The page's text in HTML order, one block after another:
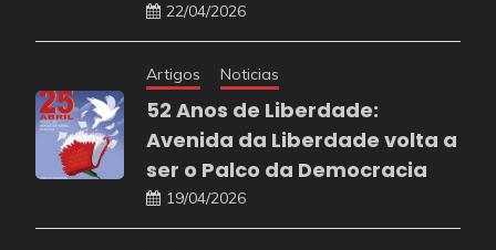
22/04/2026
Artigos Noticias
52 Anos de Liberdade:
Avenida da Liberdade volta a
ser o Palco da Democracia
19/04/2026